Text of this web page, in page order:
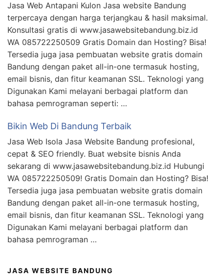
Jasa Web Antapani Kulon Jasa website Bandung
terpercaya dengan harga terjangkau & hasil maksimal.
Konsultasi gratis di www.jasawebsitebandung.biz.id
WA 085722250509 Gratis Domain dan Hosting? Bisa!
Tersedia juga jasa pembuatan website gratis domain
Bandung dengan paket all-in-one termasuk hosting,
email bisnis, dan fitur keamanan SSL. Teknologi yang
Digunakan Kami melayani berbagai platform dan
bahasa pemrograman seperti: …
Bikin Web Di Bandung Terbaik
Jasa Web Isola Jasa Website Bandung profesional,
cepat & SEO friendly. Buat website bisnis Anda
sekarang di www.jasawebsitebandung.biz.id Hubungi
WA 085722250509! Gratis Domain dan Hosting? Bisa!
Tersedia juga jasa pembuatan website gratis domain
Bandung dengan paket all-in-one termasuk hosting,
email bisnis, dan fitur keamanan SSL. Teknologi yang
Digunakan Kami melayani berbagai platform dan
bahasa pemrograman …
JASA WEBSITE BANDUNG